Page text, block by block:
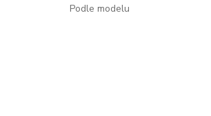
Podle modelu